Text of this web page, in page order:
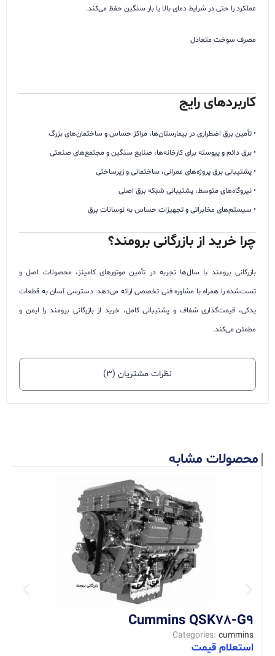
نظرات مشتریان (۳)
عملکرد را حتی در شرایط دمای بالا یا بار سنگین حفظ می‌کند.
مصرف سوخت متعادل
کاربردهای رایج
• تأمین برق اضطراری در بیمارستان‌ها، مراکز حساس و ساختمان‌های بزرگ
• برق دائم و پیوسته برای کارخانه‌ها، صنایع سنگین و مجتمع‌های صنعتی
• پشتیبانی برق پروژه‌های عمرانی، ساختمانی و زیرساختی
• نیروگاه‌های متوسط، پشتیبانی شبکه برق اصلی
• سیستم‌های مخابراتی و تجهیزات حساس به نوسانات برق
چرا خرید از بازرگانی برومند؟
بازرگانی برومند با سال‌ها تجربه در تأمین موتورهای کامینز، محصولات اصل و
تست‌شده را همراه با مشاوره فنی تخصصی ارائه می‌دهد. دسترسی آسان به قطعات
یدکی، قیمت‌گذاری شفاف و پشتیبانی کامل، خرید از بازرگانی برومند را ایمن و
مطمئن می‌کند.
محصولات مشابه
Cummins QSK78-G9
Categories: cummins
استعلام قیمت